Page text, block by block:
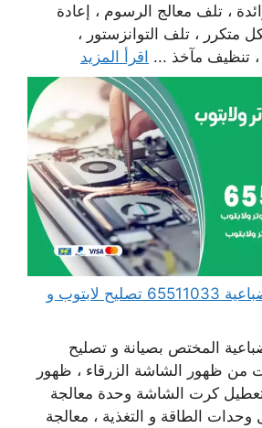
، تلف معالج الرسوم ، إعادة
متكرر ، تلف التوانزستور ،
، تنظيف مآخذ ... اقرأ المزيد
مهندس كمبيوتر الضباعية 65511033 تصليح لابتوب و
المختص بصيانة و تصليح
من ظهور الشاشة الزرقاء ، ظهور
كرت الشاشة وحدة معالجة
الطاقة و التغذية ، معالجة